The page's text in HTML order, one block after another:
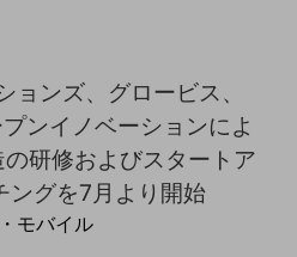
モバイル
ョンズ、グロービス、
ンイノベーションによ
研修およびスタートア
ングを7月より開始